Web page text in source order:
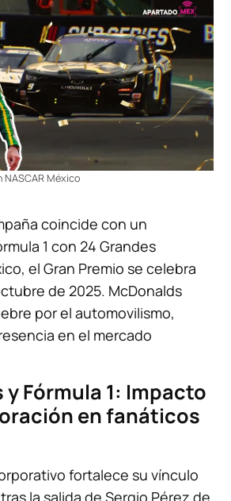
NASCAR México
coincide con un
1 con 24 Grandes
el Gran Premio se celebra
de 2025. McDonalds
por el automovilismo,
en el mercado
Fórmula 1: Impacto
en fanáticos
fortalece su vínculo